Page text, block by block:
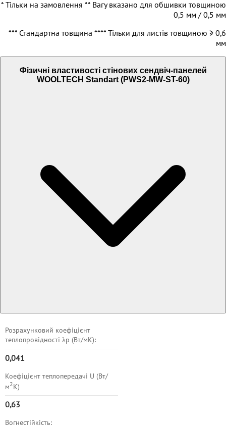
* Тільки на замовлення ** Вагу вказано для обшивки товщиною
0,5 мм / 0,5 мм
*** Стандартна товщина **** Тільки для листів товщиною ≥ 0,6
мм
Фізичні властивості стінових сендвіч-панелей
WOOLTECH Standart (PWS2-MW-ST-60)
Розрахунковий коефіцієнт
теплопровідності λр (Вт/мK):
0,041
Коефіцієнт теплопередачі U (Вт/
м2K)
0,63
Вогнестійкість: